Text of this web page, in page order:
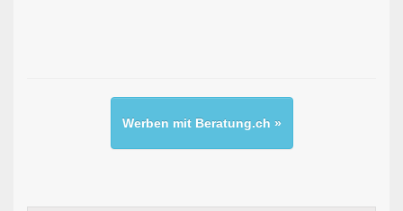
Werben mit Beratung.ch »